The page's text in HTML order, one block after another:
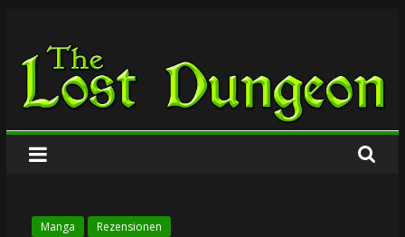
springen
The
Lost
Dungeon
Manga Rezensionen